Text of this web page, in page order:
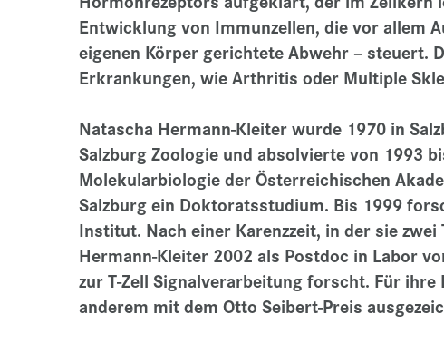
Entwicklung von Immunzellen, die vor allem
eigenen Körper gerichtete Abwehr – steuert.
Erkrankungen, wie Arthritis oder Multiple
Natascha Hermann-Kleiter wurde 1970 in
Salzburg Zoologie und absolvierte von 1993
Molekularbiologie der Österreichischen
Salzburg ein Doktoratsstudium. Bis 1999
Institut. Nach einer Karenzzeit, in der sie
Hermann-Kleiter 2002 als Postdoc in Labor
zur T-Zell Signalverarbeitung forscht. Für
anderem mit dem Otto Seibert-Preis